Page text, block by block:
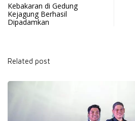
Kebakaran di Gedung
Kejagung Berhasil
Dipadamkan
Related post